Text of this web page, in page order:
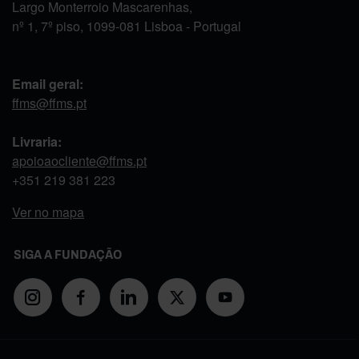
Largo Monterroio Mascarenhas,
nº 1, 7º piso, 1099-081 Lisboa - Portugal
Email geral:
ffms@ffms.pt
Livraria:
apoioaocliente@ffms.pt
+351 219 381 223
Ver no mapa
SIGA A FUNDAÇÃO